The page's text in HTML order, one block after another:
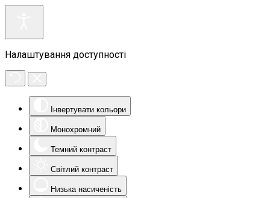
Налаштування доступності
Інвертувати кольори
Монохромний
Темний контраст
Світлий контраст
Низька насиченість